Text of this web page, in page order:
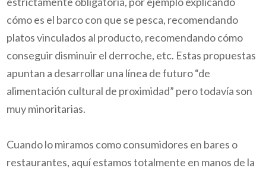
cómo es el barco con que se pesca, recomendando
platos vinculados al producto, recomendando cómo
conseguir disminuir el derroche, etc. Estas propuestas
apuntan a desarrollar una línea de futuro “de
alimentación cultural de proximidad” pero todavía son
muy minoritarias.
Cuando lo miramos como consumidores en bares o
restaurantes, aquí estamos totalmente en manos de la